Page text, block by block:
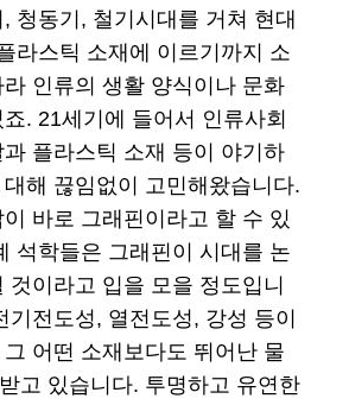
청동기, 철기시대를 거쳐 현대
라스틱 소재에 이르기까지 소
인류의 생활 양식이나 문화
. 21세기에 들어서 인류사회
플라스틱 소재 등이 야기하
해 끊임없이 고민해왔습니다.
바로 그래핀이라고 할 수 있
석학들은 그래핀이 시대를 논
것이라고 입을 모을 정도입니
기전도성, 열전도성, 강성 등이
어떤 소재보다도 뛰어난 물
고 있습니다. 투명하고 유연한